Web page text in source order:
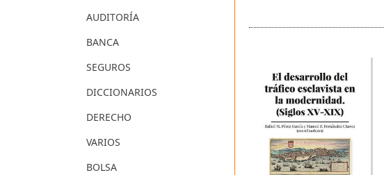
AUDITORÍA
BANCA
SEGUROS
DICCIONARIOS
DERECHO
VARIOS
BOLSA